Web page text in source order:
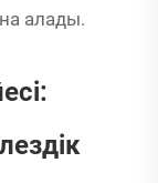
алады.